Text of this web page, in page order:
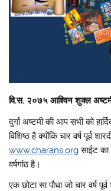
वि.स. २०७५ आश्विन शुक्ल
दुर्गा अष्टमी की आप सभी को
विशिष्ठ है क्योंकि चार वर्ष पूर्व
www.charans.orgसाईट का
वर्षगांठ है।
एक छोटा सा पौधा जो चार वर्ष